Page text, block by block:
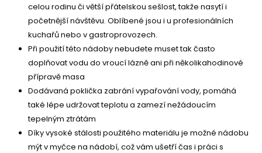
celou rodinu či větší přátelskou sešlost, takže nasytí i
početnější návštěvu. Oblíbené jsou i u profesionálních
kuchařů nebo v gastroprovozech.
Při použití této nádoby nebudete muset tak často
doplňovat vodu do vroucí lázně ani při několikahodinové
přípravě masa
Dodávaná poklička zabrání vypařování vody, pomáhá
také lépe udržovat teplotu a zamezí nežádoucím
tepelným ztrátám
Díky vysoké stálosti použitého materiálu je možné nádobu
mýt v myčce na nádobí, což vám ušetří čas i práci s